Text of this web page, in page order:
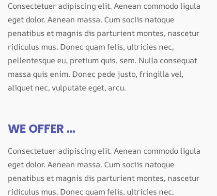
Consectetuer adipiscing elit. Aenean commodo ligula
eget dolor. Aenean massa. Cum sociis natoque
penatibus et magnis dis parturient montes, nascetur
ridiculus mus. Donec quam felis, ultricies nec,
pellentesque eu, pretium quis, sem. Nulla consequat
massa quis enim. Donec pede justo, fringilla vel,
aliquet nec, vulputate eget, arcu.
WE OFFER …
Consectetuer adipiscing elit. Aenean commodo ligula
eget dolor. Aenean massa. Cum sociis natoque
penatibus et magnis dis parturient montes, nascetur
ridiculus mus. Donec quam felis, ultricies nec,